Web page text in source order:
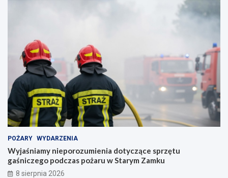
POŻARY WYDARZENIA
Wyjaśniamy nieporozumienia dotyczące sprzętu
gaśniczego podczas pożaru w Starym Zamku
8 sierpnia 2026